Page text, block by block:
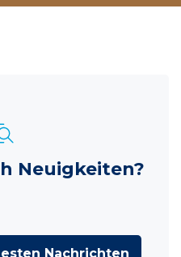
Neuigkeiten?
Nachrichten